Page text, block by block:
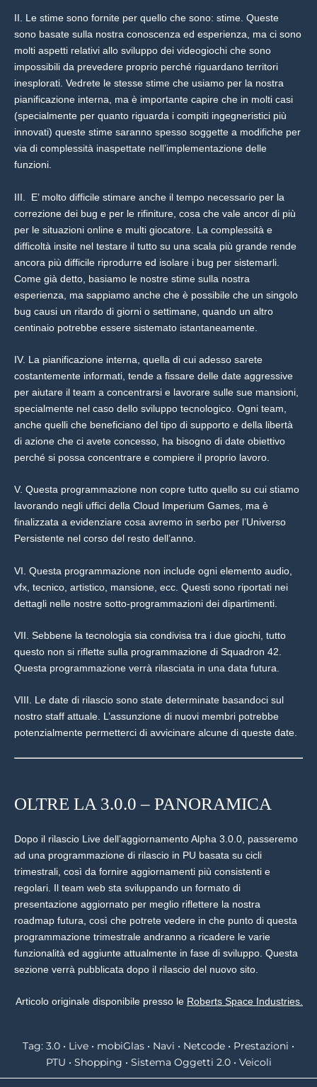
II. Le stime sono fornite per quello che sono: stime. Queste
sono basate sulla nostra conoscenza ed esperienza, ma ci sono
molti aspetti relativi allo sviluppo dei videogiochi che sono
impossibili da prevedere proprio perché riguardano territori
inesplorati. Vedrete le stesse stime che usiamo per la nostra
pianificazione interna, ma è importante capire che in molti casi
(specialmente per quanto riguarda i compiti ingegneristici più
innovati) queste stime saranno spesso soggette a modifiche per
via di complessità inaspettate nell’implementazione delle
funzioni.
III. E’ molto difficile stimare anche il tempo necessario per la
correzione dei bug e per le rifiniture, cosa che vale ancor di più
per le situazioni online e multi giocatore. La complessità e
difficoltà insite nel testare il tutto su una scala più grande rende
ancora più difficile riprodurre ed isolare i bug per sistemarli.
Come già detto, basiamo le nostre stime sulla nostra
esperienza, ma sappiamo anche che è possibile che un singolo
bug causi un ritardo di giorni o settimane, quando un altro
centinaio potrebbe essere sistemato istantaneamente.
IV. La pianificazione interna, quella di cui adesso sarete
costantemente informati, tende a fissare delle date aggressive
per aiutare il team a concentrarsi e lavorare sulle sue mansioni,
specialmente nel caso dello sviluppo tecnologico. Ogni team,
anche quelli che beneficiano del tipo di supporto e della libertà
di azione che ci avete concesso, ha bisogno di date obiettivo
perché si possa concentrare e compiere il proprio lavoro.
V. Questa programmazione non copre tutto quello su cui stiamo
lavorando negli uffici della Cloud Imperium Games, ma è
finalizzata a evidenziare cosa avremo in serbo per l’Universo
Persistente nel corso del resto dell’anno.
VI. Questa programmazione non include ogni elemento audio,
vfx, tecnico, artistico, mansione, ecc. Questi sono riportati nei
dettagli nelle nostre sotto-programmazioni dei dipartimenti.
VII. Sebbene la tecnologia sia condivisa tra i due giochi, tutto
questo non si riflette sulla programmazione di Squadron 42.
Questa programmazione verrà rilasciata in una data futura.
VIII. Le date di rilascio sono state determinate basandoci sul
nostro staff attuale. L’assunzione di nuovi membri potrebbe
potenzialmente permetterci di avvicinare alcune di queste date.
OLTRE LA 3.0.0 – PANORAMICA
Dopo il rilascio Live dell’aggiornamento Alpha 3.0.0, passeremo
ad una programmazione di rilascio in PU basata su cicli
trimestrali, così da fornire aggiornamenti più consistenti e
regolari. Il team web sta sviluppando un formato di
presentazione aggiornato per meglio riflettere la nostra
roadmap futura, così che potrete vedere in che punto di questa
programmazione trimestrale andranno a ricadere le varie
funzionalità ed aggiunte attualmente in fase di sviluppo. Questa
sezione verrà pubblicata dopo il rilascio del nuovo sito.
Articolo originale disponibile presso le Roberts Space Industries.
Tag: 3.0 • Live • mobiGlas • Navi • Netcode • Prestazioni •
PTU • Shopping • Sistema Oggetti 2.0• Veicoli